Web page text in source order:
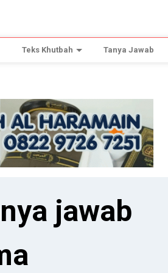
Teks Khutbah Tanya Jawab
jawab